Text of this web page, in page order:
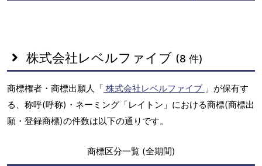
株式会社レベルファイブ (8 件)
商標権者・商標出願人「 株式会社レベルファイブ 」が保有す
る、称呼(呼称)・ネーミング「レイトン」における商標(商標出
願・登録商標)の件数は以下の通りです。
商標区分一覧 (全期間)